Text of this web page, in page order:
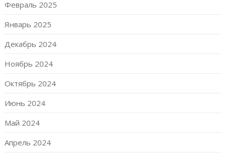
Февраль 2025
Январь 2025
Декабрь 2024
Ноябрь 2024
Октябрь 2024
Июнь 2024
Май 2024
Апрель 2024